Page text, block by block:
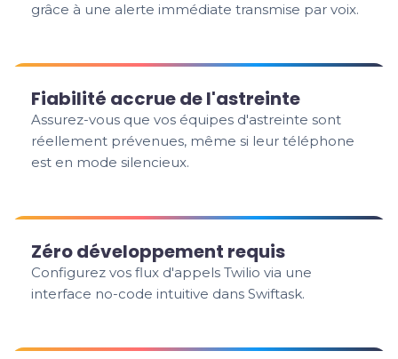
grâce à une alerte immédiate transmise par voix.
Fiabilité accrue de l'astreinte
Assurez-vous que vos équipes d'astreinte sont
réellement prévenues, même si leur téléphone
est en mode silencieux.
Zéro développement requis
Configurez vos flux d'appels Twilio via une
interface no-code intuitive dans Swiftask.